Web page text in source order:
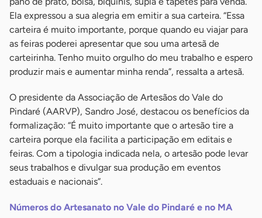
Ela expressou a sua alegria em emitir a sua carteira. “Essa
carteira é muito importante, porque quando eu viajar para
as feiras poderei apresentar que sou uma artesã de
carteirinha. Tenho muito orgulho do meu trabalho e espero
produzir mais e aumentar minha renda”, ressalta a artesã.
O presidente da Associação de Artesãos do Vale do
Pindaré (AARVP), Sandro José, destacou os benefícios da
formalização: “É muito importante que o artesão tire a
carteira porque ela facilita a participação em editais e
feiras. Com a tipologia indicada nela, o artesão pode levar
seus trabalhos e divulgar sua produção em eventos
estaduais e nacionais”.
Números do Artesanato no Vale do Pindaré e no MA